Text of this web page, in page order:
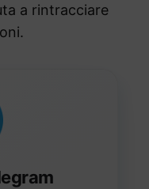
a rintracciare